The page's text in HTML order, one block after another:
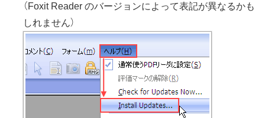
（Foxit Reader のバージョンによって表記が異なるかも
しれません）